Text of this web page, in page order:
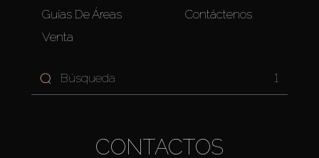
Guías De Áreas
Venta
Contáctenos
1
CONTACTOS